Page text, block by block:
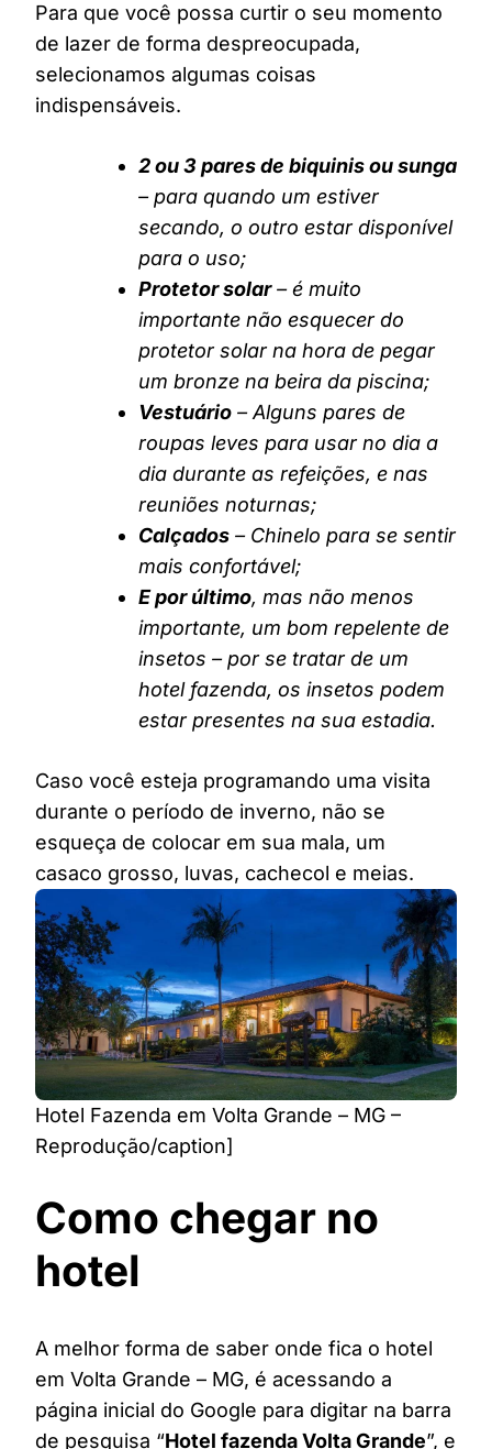
Para que você possa curtir o seu momento
de lazer de forma despreocupada,
selecionamos algumas coisas
indispensáveis.
2 ou 3 pares de biquinis ou sunga
– para quando um estiver
secando, o outro estar disponível
para o uso;
Protetor solar– é muito
importante não esquecer do
protetor solar na hora de pegar
um bronze na beira da piscina;
Vestuário – Alguns pares de
roupas leves para usar no dia a
dia durante as refeições, e nas
reuniões noturnas;
Calçados – Chinelo para se sentir
mais confortável;
E por último, mas não menos
importante, um bom repelente de
insetos – por se tratar de um
hotel fazenda, os insetos podem
estar presentes na sua estadia.
Caso você esteja programando uma visita
durante o período de inverno, não se
esqueça de colocar em sua mala, um
casaco grosso, luvas, cachecol e meias.
Hotel Fazenda em Volta Grande – MG –
Reprodução/caption]
Como chegar no
hotel
A melhor forma de saber onde fica o hotel
em Volta Grande – MG, é acessando a
página inicial do Google para digitar na barra
de pesquisa “Hotel fazenda Volta Grande”, e